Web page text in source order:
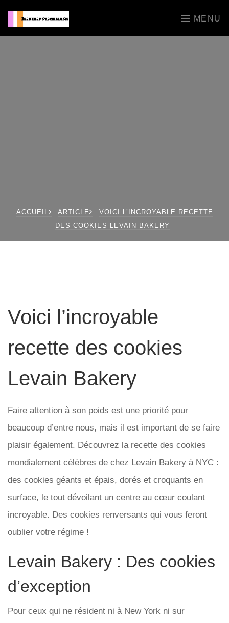
MENU
ACCUEIL ARTICLE
VOICI L’INCROYABLE RECETTE
DES COOKIES LEVAIN BAKERY
Voici l’incroyable
recette des cookies
Levain Bakery
Faire attention à son poids est une priorité pour
beaucoup d’entre nous, mais il est important de se faire
plaisir également. Découvrez la recette des cookies
mondialement célèbres de chez Levain Bakery à NYC :
des cookies géants et épais, dorés et croquants en
surface, le tout dévoilant un centre au cœur coulant
incroyable. Des cookies renversants qui vous feront
oublier votre régime !
Levain Bakery : Des cookies
d’exception
Pour ceux qui ne résident ni à New York ni sur